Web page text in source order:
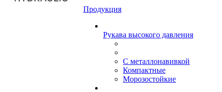
Продукция
Рукава высокого давления
С металлонавивкой
Компактные
Морозостойкие